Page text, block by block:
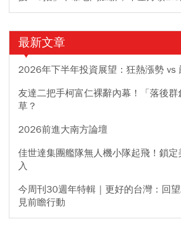
最新文章
2026年下半年投資展望：狂熱漲勢 vs
友達二把手柯富仁裸辭內幕！「落後群
草？
2026前進大南方論壇
佳世達集團艦隊無人機小隊起飛！鎖定
入
今周刊30週年特輯｜更好的台灣：回
見前瞻行動